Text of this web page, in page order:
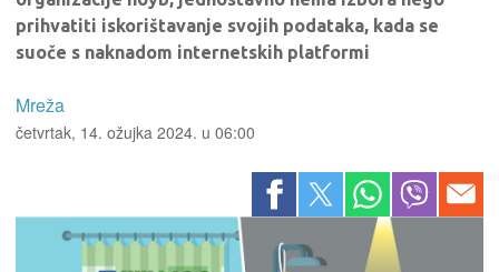
prihvatiti iskorištavanje svojih podataka, kada se
suoče s naknadom internetskih platformi
Mreža
četvrtak, 14. ožujka 2024. u 06:00